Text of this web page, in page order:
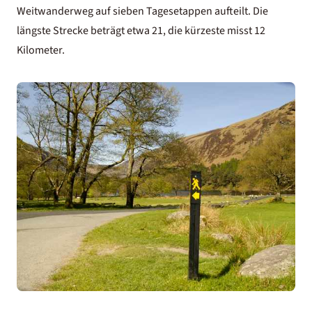
Weitwanderweg auf sieben Tagesetappen aufteilt. Die
längste Strecke beträgt etwa 21, die kürzeste misst 12
Kilometer.